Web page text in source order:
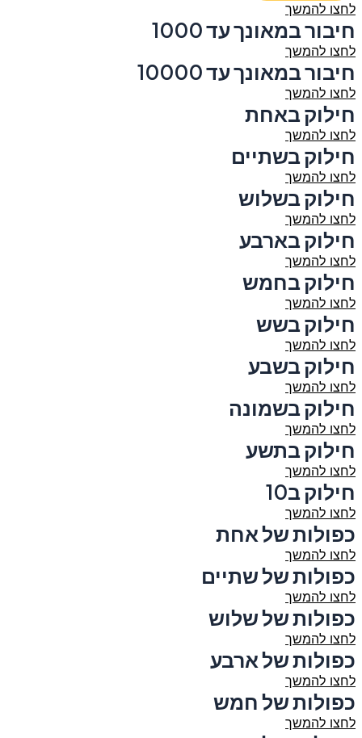
לחצו להמשך
חיבור במאונך עד 1000
לחצו להמשך
חיבור במאונך עד 10000
לחצו להמשך
חילוק באחת
לחצו להמשך
חילוק בשתיים
לחצו להמשך
חילוק בשלוש
לחצו להמשך
חילוק בארבע
לחצו להמשך
חילוק בחמש
לחצו להמשך
חילוק בשש
לחצו להמשך
חילוק בשבע
לחצו להמשך
חילוק בשמונה
לחצו להמשך
חילוק בתשע
לחצו להמשך
חילוק ב10
לחצו להמשך
כפולות של אחת
לחצו להמשך
כפולות של שתיים
לחצו להמשך
כפולות של שלוש
לחצו להמשך
כפולות של ארבע
לחצו להמשך
כפולות של חמש
לחצו להמשך